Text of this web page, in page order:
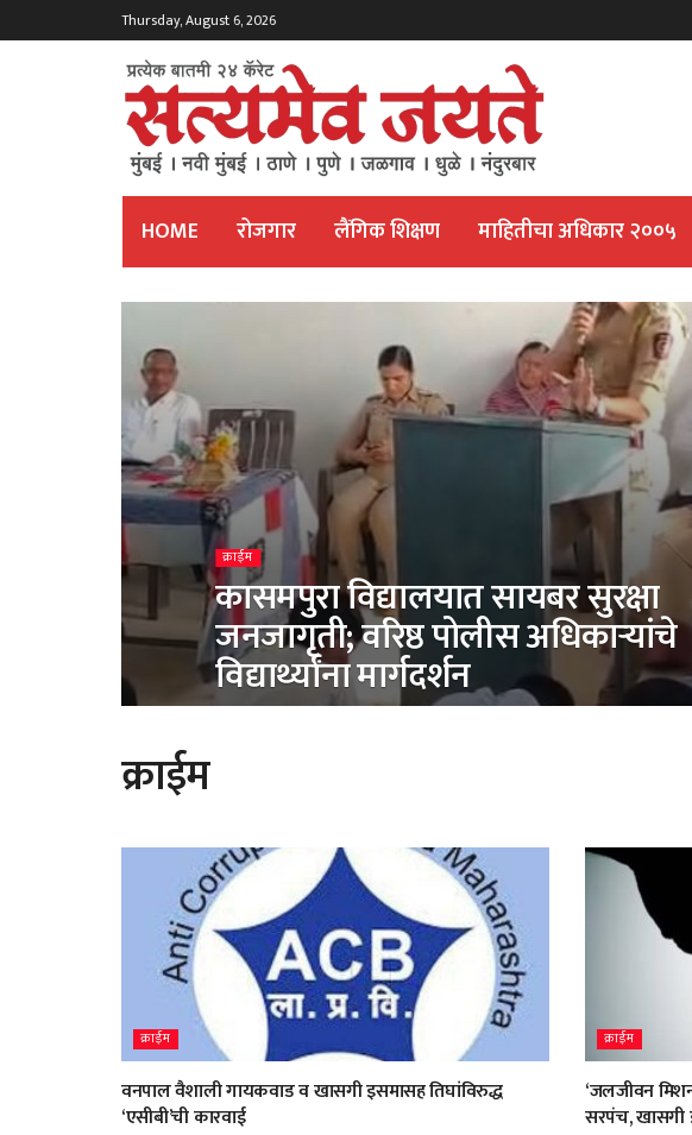
Thursday, August 6, 2026
HOME रोजगार लैंगिक शिक्षण माहितीचा अधिकार २००५
क्राईम
कासमपुरा विद्यालयात सायबर सुरक्षा
जनजागृती; वरिष्ठ पोलीस अधिकाऱ्यांचे
विद्यार्थ्यांना मार्गदर्शन
क्राईम
क्राईम
वनपाल वैशाली गायकवाड व खासगी इसमासह तिघांविरुद्ध
‘एसीबी’ची कारवाई
क्राईम
‘जलजीवन
सरपंच, खासगी